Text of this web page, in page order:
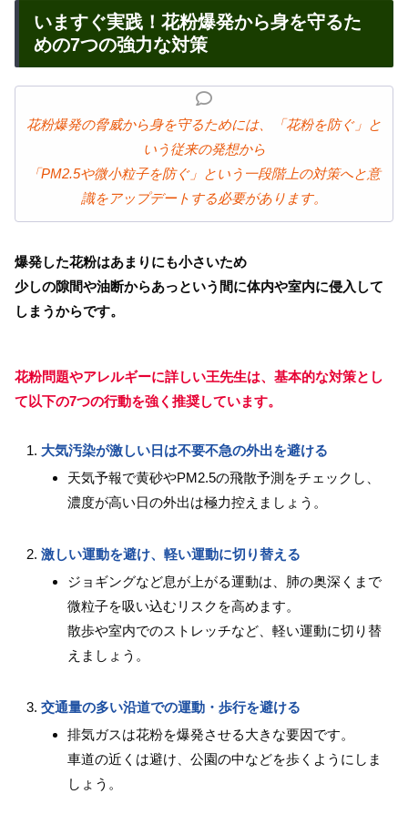
いますぐ実践！花粉爆発から身を守るた
めの7つの強力な対策
花粉爆発の脅威から身を守るためには、「花粉を防ぐ」と
いう従来の発想から
「PM2.5や微小粒子を防ぐ」という一段階上の対策へと意
識をアップデートする必要があります。
爆発した花粉はあまりにも小さいため
少しの隙間や油断からあっという間に体内や室内に侵入して
しまうからです。
花粉問題やアレルギーに詳しい王先生は、基本的な対策とし
て以下の7つの行動を強く推奨しています。
大気汚染が激しい日は不要不急の外出を避ける
天気予報で黄砂やPM2.5の飛散予測をチェックし、
濃度が高い日の外出は極力控えましょう。
激しい運動を避け、軽い運動に切り替える
ジョギングなど息が上がる運動は、肺の奥深くまで
微粒子を吸い込むリスクを高めます。
散歩や室内でのストレッチなど、軽い運動に切り替
えましょう。
交通量の多い沿道での運動・歩行を避ける
排気ガスは花粉を爆発させる大きな要因です。
車道の近くは避け、公園の中などを歩くようにしま
しょう。